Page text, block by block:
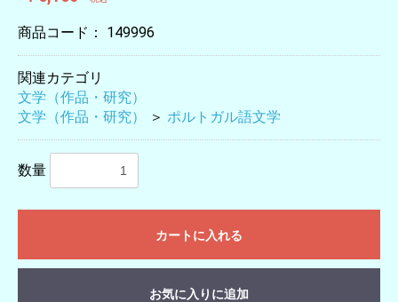
商品コード： 149996
関連カテゴリ
文学（作品・研究）
文学（作品・研究）
＞ ポルトガル語文学
数量
カートに入れる
お気に入りに追加